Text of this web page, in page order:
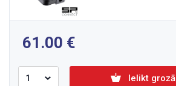
61.00
Ielikt grozā